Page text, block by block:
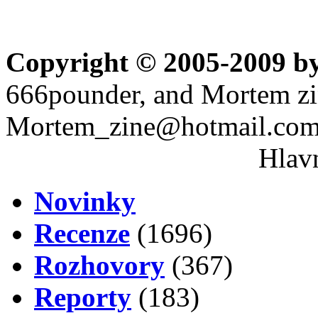
Copyright © 2005-2009
666pounder, and Mortem
Novinky
Recenze (1696)
Rozhovory (367)
Reporty (183)